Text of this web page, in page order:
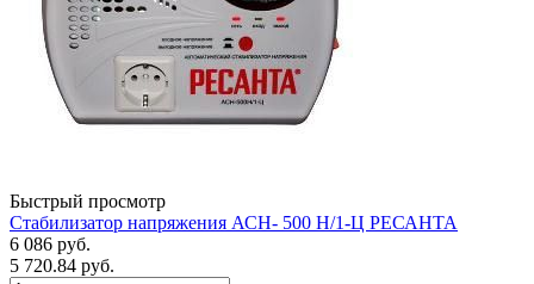
Быстрый просмотр
Стабилизатор напряжения АСН- 500 Н/1-Ц РЕСАНТА
6 086 руб.
5 720.84 руб.